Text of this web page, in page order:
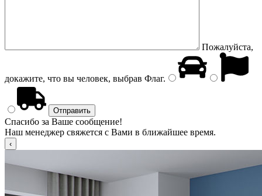
Пожалуйста,
докажите, что вы человек, выбрав Флаг.
Спасибо за Ваше сообщение!
Наш менеджер свяжется с Вами в ближайшее время.